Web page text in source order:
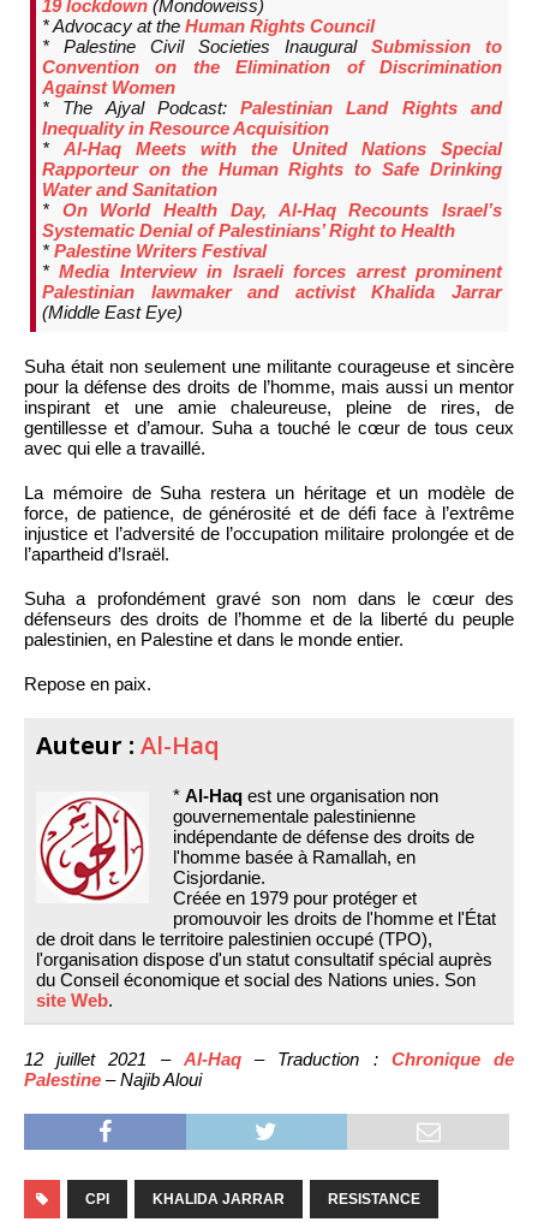
19 lockdown (Mondoweiss)
* Advocacy at the Human Rights Council
* Palestine Civil Societies Inaugural Submission to
Convention on the Elimination of Discrimination
Against Women
* The Ajyal Podcast:Palestinian Land Rights and
Inequality in Resource Acquisition
* Al-Haq Meets with the United Nations Special
Rapporteur on the Human Rights to Safe Drinking
Water and Sanitation
* On World Health Day, Al-Haq Recounts Israel’s
Systematic Denial of Palestinians’ Right to Health
* Palestine Writers Festival
*Media Interview in Israeli forces arrest prominent
Palestinian lawmaker and activist Khalida Jarrar
(Middle East Eye)
Suha était non seulement une militante courageuse et sincère
pour la défense des droits de l’homme, mais aussi un mentor
inspirant et une amie chaleureuse, pleine de rires, de
gentillesse et d’amour. Suha a touché le cœur de tous ceux
avec qui elle a travaillé.
La mémoire de Suha restera un héritage et un modèle de
force, de patience, de générosité et de défi face à l’extrême
injustice et l’adversité de l’occupation militaire prolongée et de
l’apartheid d’Israël.
Suha a profondément gravé son nom dans le cœur des
défenseurs des droits de l’homme et de la liberté du peuple
palestinien, en Palestine et dans le monde entier.
Repose en paix.
Auteur : Al-Haq
* Al-Haq est une organisation non
gouvernementale palestinienne
indépendante de défense des droits de
l'homme basée à Ramallah, en
Cisjordanie.
Créée en 1979 pour protéger et
promouvoir les droits de l'homme et l'État
de droit dans le territoire palestinien occupé (TPO),
l'organisation dispose d'un statut consultatif spécial auprès
du Conseil économique et social des Nations unies. Son
site Web.
12 juillet 2021 – Al-Haq– Traduction : Chronique de
Palestine – Najib Aloui
CPI KHALIDA JARRAR RESISTANCE